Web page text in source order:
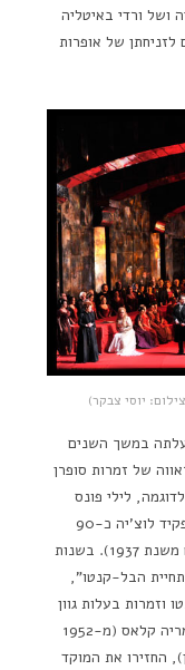
ושל ורדי באיטליה
של אופרות
יוסי צבקר)
במשך השנים
של זמרות סופרן
לילי פונס
שהופיעה במטרופוליטן אופרה בניו-יורק בתפקיד לוצ'יה כ-90
בחלק מאריית השיגעון מתוך סרט משנת 1937). בשנות
שנקרא "תחיית הבל-קנטו",
וזמרות בעלות גוון
קול דרמתי בולט וטכניקת בל-קנטו, דוגמת מריה קלאס (מ-1952
1959 בקובנט גרדן), החזירו את המוקד